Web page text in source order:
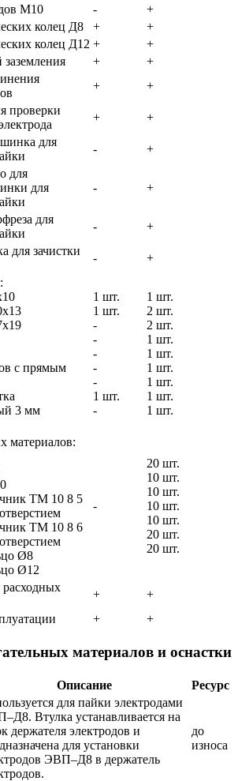
M10
-
+
колец Д8
+
+
колец Д12 +
+
+
+
+
+
проверки
+
+
для
-
+
для
для
- +
для
-
+
для зачистки
-
+
с прямым
3 мм
1 шт.
1 шт.
-
-
-
-
-
1 шт.
-
1 шт.
2 шт.
2 шт.
1 шт.
1 шт.
1 шт.
1 шт.
1 шт.
1 шт.
материалов:
ТМ 10 8 5
ТМ 10 8 6
Ø8
Ø12
-
20 шт.
10 шт.
10 шт.
10 шт.
10 шт.
20 шт.
20 шт.
расходных
+
+
+ +
материалов и оснастки
Описание Ресурс
для пайки электродами
Втулка устанавливается на
держателя электродов и
для установки
ЭВП–Д8 в держатель
до
износа